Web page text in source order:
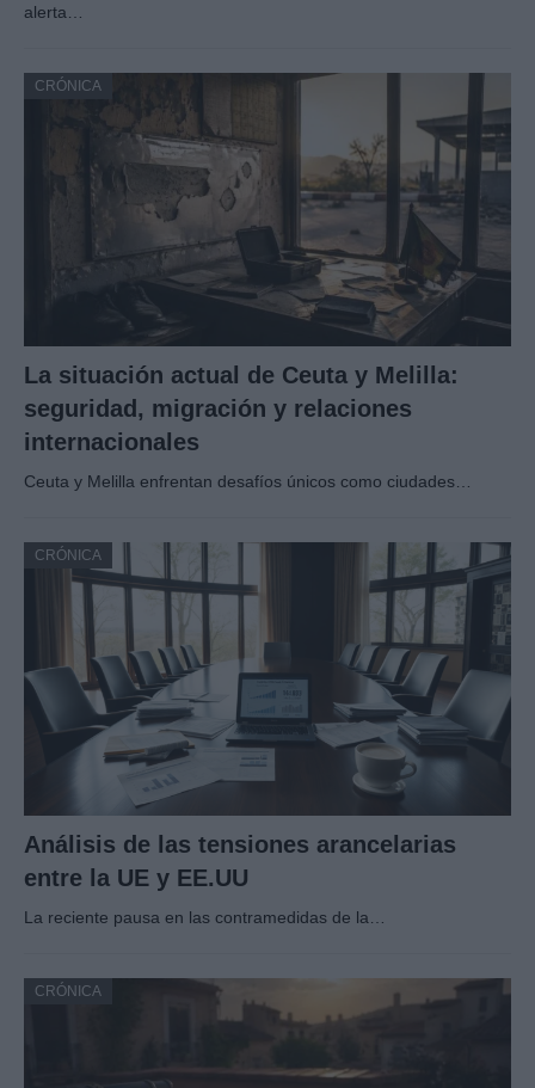
alerta…
CRÓNICA
La situación actual de Ceuta y Melilla:
seguridad, migración y relaciones
internacionales
Ceuta y Melilla enfrentan desafíos únicos como ciudades…
CRÓNICA
Análisis de las tensiones arancelarias
entre la UE y EE.UU
La reciente pausa en las contramedidas de la…
CRÓNICA